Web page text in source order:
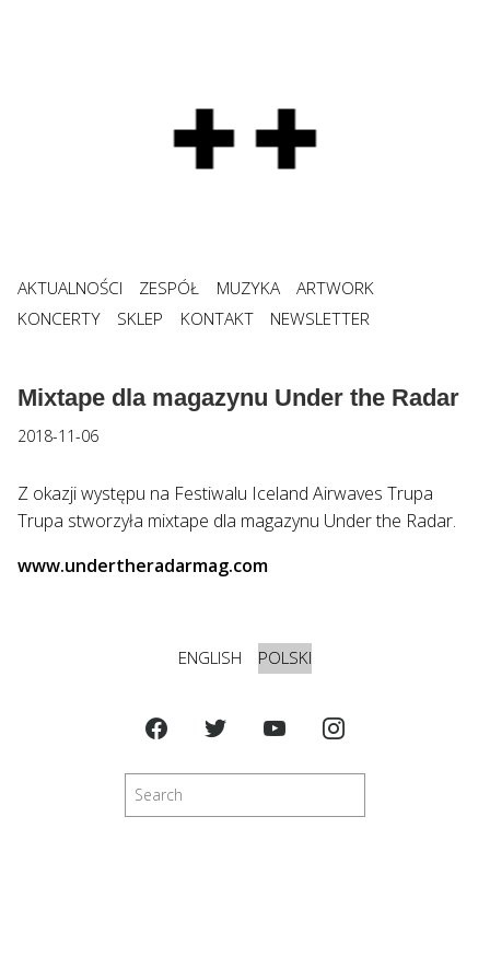
AKTUALNOŚCI ZESPÓŁ MUZYKA
ARTWORK
KONCERTY
SKLEP KONTAKT NEWSLETTER
Mixtape dla magazynu Under the Radar
2018-11-06
Z okazji występu na Festiwalu Iceland Airwaves Trupa
Trupa stworzyła mixtape dla magazynu Under the Radar.
www.undertheradarmag.com
ENGLISH POLSKI